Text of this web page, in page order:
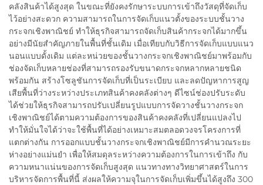
คลังสินค้าได้สูงสุด ในขณะที่ยังคงรักษาระบบการเข้าถึงวัสดุที่จัดเก็บ
ไว้อย่างสะดวก ความสามารถในการจัดเก็บแนวตั้งของระบบชั้นวาง
กระจกเชิงพาณิชย์ ทำให้ธุรกิจสามารถจัดเก็บสินค้ากระจกได้มากขึ้น
อย่างมีนัยสำคัญภายในพื้นที่ชั้นเดิม เมื่อเทียบกับวิธีการจัดเก็บแบบแนว
นอนแบบดั้งเดิม แต่ละหน่วยของชั้นวางกระจกเชิงพาณิชย์มาพร้อมกับ
ช่องจัดเก็บหลายช่องที่สามารถรองรับขนาดกระจกหลากหลายชนิด
พร้อมกัน สร้างโซลูชันการจัดเก็บที่เป็นระเบียบ และลดปัญหาการสูญ
เสียพื้นที่ว่างระหว่างประเภทสินค้าคงคลังต่างๆ ดีไซน์ช่องปรับระดับ
ได้ช่วยให้ธุรกิจสามารถปรับเปลี่ยนรูปแบบการจัดวางชั้นวางกระจก
เชิงพาณิชย์ได้ตามความต้องการของสินค้าคงคลังที่เปลี่ยนแปลงไป
ทำให้มั่นใจได้ว่าจะใช้พื้นที่ได้อย่างเหมาะสมตลอดวงจรโครงการที่
แตกต่างกัน การออกแบบชั้นวางกระจกเชิงพาณิชย์มีการคำนวณระยะ
ห่างอย่างแม่นยำ เพื่อให้สมดุลระหว่างความต้องการในการเข้าถึง กับ
ความหนาแน่นของการจัดเก็บสูงสุด แนวทางทางวิทยาศาสตร์ในการ
บริหารจัดการพื้นที่นี้ ส่งผลให้ความจุในการจัดเก็บเพิ่มขึ้นได้สูงถึง 300